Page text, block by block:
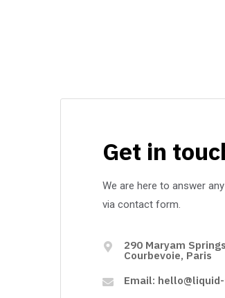
Get in
We are here to answer
via contact form.
290 Maryam
Courbevoie, Paris
Email: